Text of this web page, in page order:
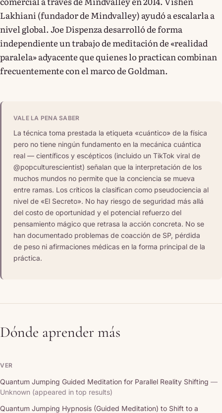
Lakhiani (fundador de Mindvalley) ayudó a escalarla a
nivel global. Joe Dispenza desarrolló de forma
independiente un trabajo de meditación de «realidad
paralela» adyacente que quienes lo practican combinan
frecuentemente con el marco de Goldman.
VALE LA PENA SABER
La técnica toma prestada la etiqueta «cuántico» de la física
pero no tiene ningún fundamento en la mecánica cuántica
real — científicos y escépticos (incluido un TikTok viral de
@popculturescientist) señalan que la interpretación de los
muchos mundos no permite que la conciencia se mueva
entre ramas. Los críticos la clasifican como pseudociencia al
nivel de «El Secreto». No hay riesgo de seguridad más allá
del costo de oportunidad y el potencial refuerzo del
pensamiento mágico que retrasa la acción concreta. No se
han documentado problemas de coacción de SP, pérdida
de peso ni afirmaciones médicas en la forma principal de la
práctica.
Dónde aprender más
VER
Quantum Jumping Guided Meditation for Parallel Reality Shifting —
Unknown (appeared in top results)
Quantum Jumping Hypnosis (Guided Meditation) to Shift to a